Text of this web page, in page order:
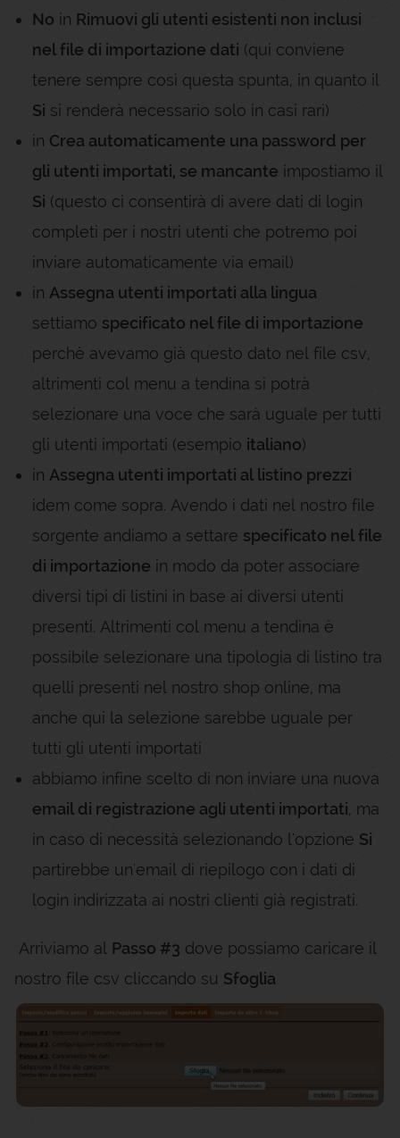
No in Rimuovi gli utenti esistenti non inclusi
nel file di importazione dati (qui conviene
tenere sempre così questa spunta, in quanto il
Si si renderà necessario solo in casi rari)
in Crea automaticamente una password per
gli utenti importati, se mancante impostiamo il
Si (questo ci consentirà di avere dati di login
completi per i nostri utenti che potremo poi
inviare automaticamente via email)
in Assegna utenti importati alla lingua
settiamo specificato nel file di importazione
perchè avevamo già questo dato nel file csv,
altrimenti col menu a tendina si potrà
selezionare una voce che sarà uguale per tutti
gli utenti importati (esempio italiano)
in Assegna utenti importati al listino prezzi
idem come sopra. Avendo i dati nel nostro file
sorgente andiamo a settare specificato nel file
di importazione in modo da poter associare
diversi tipi di listini in base ai diversi utenti
presenti. Altrimenti col menu a tendina è
possibile selezionare una tipologia di listino tra
quelli presenti nel nostro shop online, ma
anche qui la selezione sarebbe uguale per
tutti gli utenti importati
abbiamo infine scelto di non inviare una nuova
email di registrazione agli utenti importati , ma
in caso di necessità selezionando l'opzione Si
partirebbe un'email di riepilogo con i dati di
login indirizzata ai nostri clienti già registrati.
Arriviamo al Passo #3 dove possiamo caricare il
nostro file csv cliccando su Sfoglia